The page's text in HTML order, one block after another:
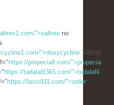
">valtrex no
">doxycycline 100mg
https://propecia8.com/">propecia
https://tadalafil365.com/">tadalafil
https://lasix911.com/">order